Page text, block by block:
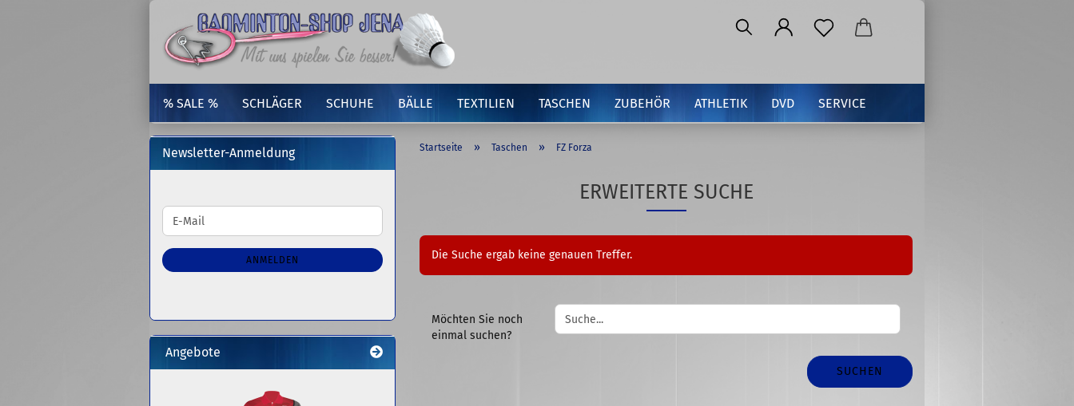
% SALE % SCHLÄGER SCHUHE BÄLLE TEXTILIEN TASCHEN ZUBEHÖR ATHLETIK DVD SERVICE
Startseite » Taschen » FZ Forza
ERWEITERTE SUCHE
Die Suche ergab keine genauen Treffer.
SIE
NOCH
Möchten Sie noch
einmal suchen?
SUCHEN
Newsletter-Anmeldung
WEITER
ZUR
ANMELDUNG
E-
Mail
ANMELDEN
Angebote